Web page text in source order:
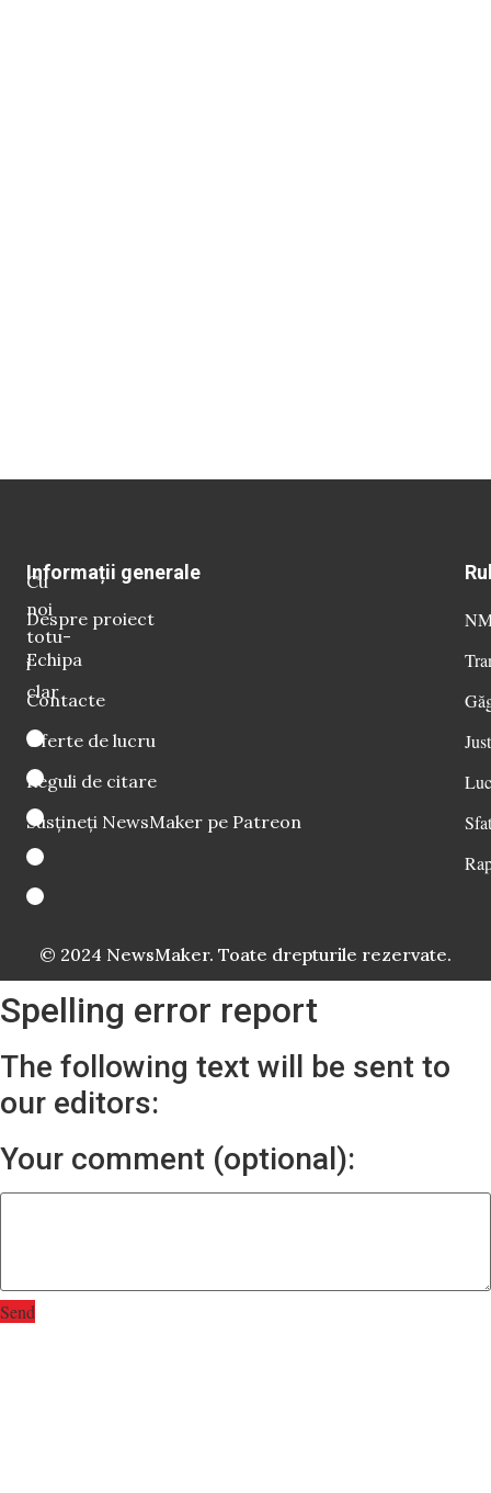
Cu
noi
totu-
i
clar
Informații generale
Despre proiect
Echipa
Contacte
Oferte de lucru
Reguli de citare
Susțineți NewsMaker pe Patreon
© 2024 NewsMaker. Toate drepturile rezervate.
Spelling error report
The following text will be sent to
our editors:
Your comment (optional):
Send